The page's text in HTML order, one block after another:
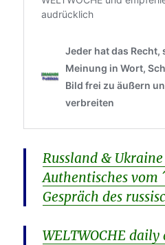
Russland &
Authentisches vom
Gespräch des
WELTWOCHE